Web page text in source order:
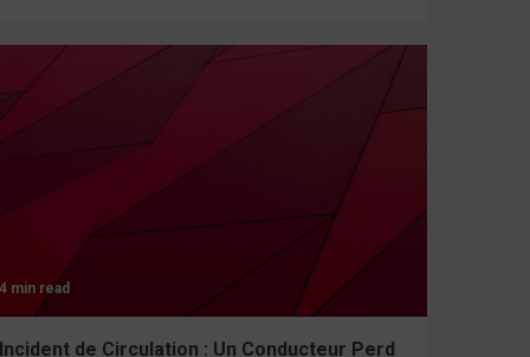
4 min read
Incident de Circulation : Un Conducteur Perd